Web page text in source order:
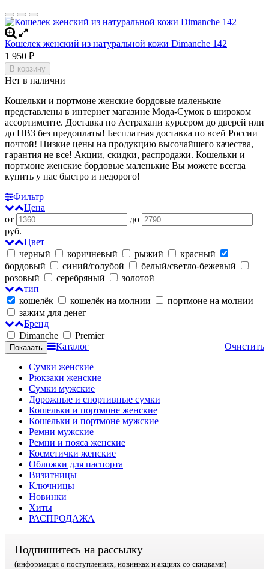
Кошелек женский из натуральной кожи Dimanche 142
1 950 ₽
В корзину
Нет в наличии
Кошельки и портмоне женские бордовые маленькие
представлены в интернет магазине Мода-Сумок в широком
ассортименте. Доставка по Астрахани курьером до дверей или
до ПВЗ без предоплаты! Бесплатная доставка по всей России
почтой! Низкие цены на продукцию высочайшего качества,
гарантия не все! Акции, скидки, распродажи. Кошельки и
портмоне женские бордовые маленькие Вы можете всегда
купить у нас быстро и недорого!
Фильтр
Цена
от
до
руб.
Цвет
черный
коричневый рыжий
красный
бордовый
синий/голубой
белый/светло-бежевый
розовый
серебряный
золотой
тип
кошелёк
кошелёк на молнии
портмоне на молнии
зажим для денег
Бренд
Dimanche
Premier
Очистить
Каталог
Сумки женские
Рюкзаки женские
Сумки мужские
Дорожные и спортивные сумки
Кошельки и портмоне женские
Кошельки и портмоне мужские
Ремни мужские
Ремни и пояса женские
Косметички женские
Обложки для паспорта
Визитницы
Ключницы
Новинки
Хиты
РАСПРОДАЖА
Подпишитесь на рассылку
(информация о поступлениях, новинках и акциях со скидками)